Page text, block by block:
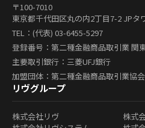
〒100-7010
東京都千代田区丸の内2丁目7-2 JPタ
TEL：(代表) 03-6455-5297
登録番号：第二種金融商品取引業 関
主要取引銀行：三菱UFJ銀行
加盟団体：第二種金融商品取引業協会
リヴグループ
株式会社リヴ
株式